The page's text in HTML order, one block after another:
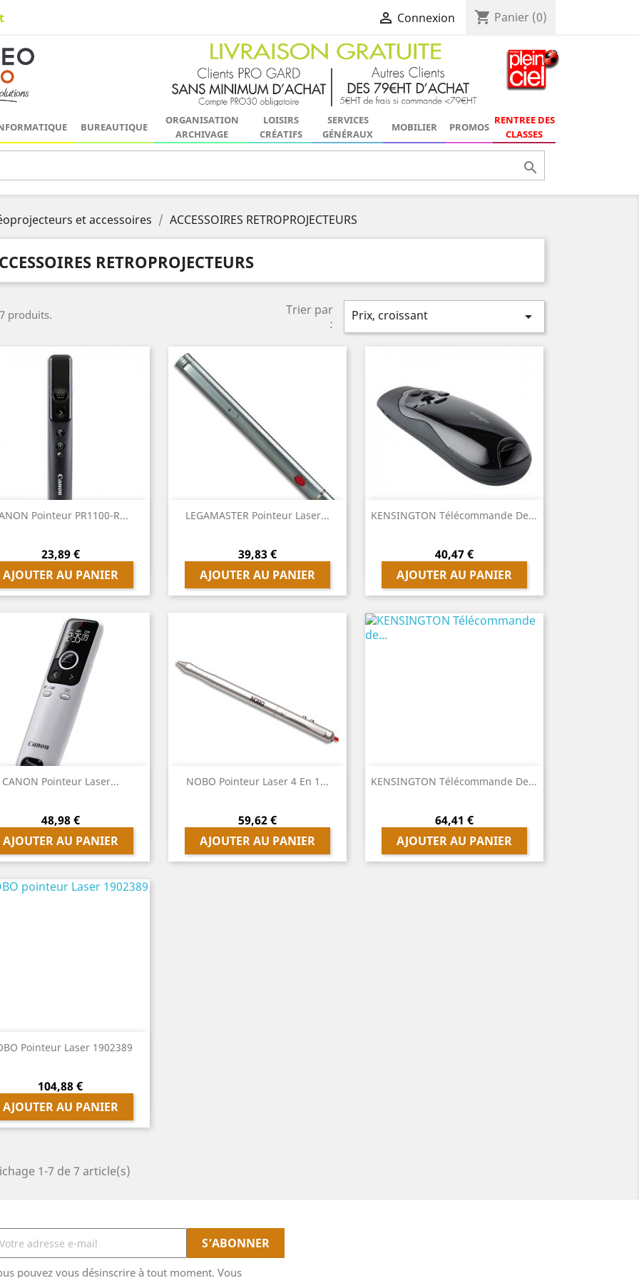
 Connexion shopping_cart Panier (0)
BUREAUTIQUE
ORGANISATION
ARCHIVAGE
LOISIRS
CRÉATIFS
SERVICES
GÉNÉRAUX
MOBILIER PROMOS
RENTREE DES
CLASSES

et accessoires ACCESSOIRES RETROPROJECTEURS
RETROPROJECTEURS
produits.
Trier par
:
Prix, croissant 
Pointeur PR1100-R...
Prix
23,89 €
AJOUTER AU PANIER
 Aperçu rapide LEGAMASTER Pointeur Laser...
Prix
39,83 €
AJOUTER AU PANIER
Aperçu rapide KENSINGTON Télécommande De...
Prix
40,47 €
AJOUTER AU PANIER
Aperçu rapide
CANON Pointeur Laser...
Prix
48,98 €
AJOUTER AU PANIER
Aperçu rapide NOBO Pointeur Laser 4 En 1...
Prix
59,62 €
AJOUTER AU PANIER
Aperçu rapide KENSINGTON Télécommande De...
Prix
64,41 €
AJOUTER AU PANIER
Aperçu rapide
Pointeur Laser 1902389
Prix
104,88 €
AJOUTER AU PANIER
Aperçu rapide
1-7 de 7 article(s)
pouvez vous désinscrire à tout moment. Vous